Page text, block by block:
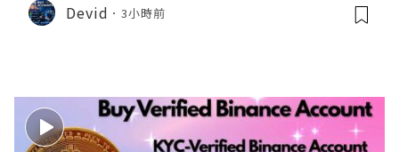
Devid 3小時前